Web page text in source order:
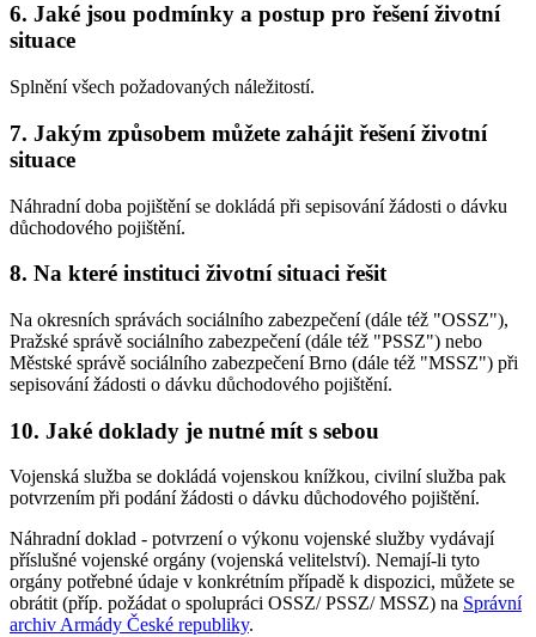
6. Jaké jsou podmínky a postup pro řešení životní
situace
Splnění všech požadovaných náležitostí.
7. Jakým způsobem můžete zahájit řešení životní
situace
Náhradní doba pojištění se dokládá při sepisování žádosti o dávku
důchodového pojištění.
8. Na které instituci životní situaci řešit
Na okresních správách sociálního zabezpečení (dále též "OSSZ"),
Pražské správě sociálního zabezpečení (dále též "PSSZ") nebo
Městské správě sociálního zabezpečení Brno (dále též "MSSZ") při
sepisování žádosti o dávku důchodového pojištění.
10. Jaké doklady je nutné mít s sebou
Vojenská služba se dokládá vojenskou knížkou, civilní služba pak
potvrzením při podání žádosti o dávku důchodového pojištění.
Náhradní doklad - potvrzení o výkonu vojenské služby vydávají
příslušné vojenské orgány (vojenská velitelství). Nemají-li tyto
orgány potřebné údaje v konkrétním případě k dispozici, můžete se
obrátit (příp. požádat o spolupráci OSSZ/ PSSZ/ MSSZ) na Správní
archiv Armády České republiky.